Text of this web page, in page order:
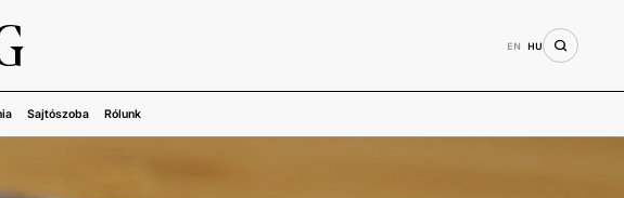
EN HU
Sajtószoba Rólunk